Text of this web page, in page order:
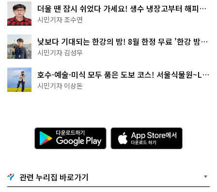
더울 땐 잠시 쉬었다 가세요! 생수 냉장고부터 해피소
·무더위쉼터까지
시민기자 조수연
낮보다 기대되는 한강의 밤! 8월 한정 무료 '한강 밤
핑' 예약은?
시민기자 김성무
호수·예술·미식 모두 품은 도보 코스! 서울식물원~LG
아트센터~마곡테라스거리
시민기자 이상돈
다
운
로
기
G
o
A
p
p
e
관련 누리집 바로가기